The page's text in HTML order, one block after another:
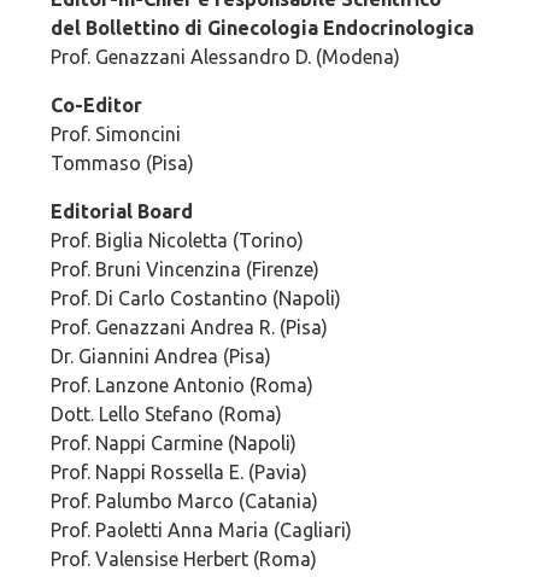
del Bollettino di Ginecologia Endocrinologica
Prof. Genazzani Alessandro D. (Modena)
Co-Editor
Prof. Simoncini
Tommaso (Pisa)
Editorial Board
Prof. Biglia Nicoletta (Torino)
Prof. Bruni Vincenzina (Firenze)
Prof. Di Carlo Costantino (Napoli)
Prof. Genazzani Andrea R. (Pisa)
Dr. Giannini Andrea (Pisa)
Prof. Lanzone Antonio (Roma)
Dott. Lello Stefano (Roma)
Prof. Nappi Carmine (Napoli)
Prof. Nappi Rossella E. (Pavia)
Prof. Palumbo Marco (Catania)
Prof. Paoletti Anna Maria (Cagliari)
Prof. Valensise Herbert (Roma)